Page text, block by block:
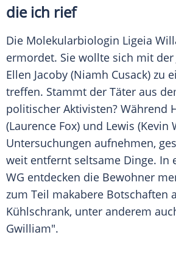
die ich rief
Die Molekularbiologin Ligeia
ermordet. Sie wollte sich mit
Ellen Jacoby (Niamh Cusack) zu
treffen. Stammt der Täter aus
politischer Aktivisten? Während
(Laurence Fox) und Lewis (Kevin
Untersuchungen aufnehmen,
weit entfernt seltsame Dinge. In
WG entdecken die Bewohner
zum Teil makabere Botschaften
Kühlschrank, unter anderem
Gwilliam".